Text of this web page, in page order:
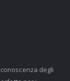
degli